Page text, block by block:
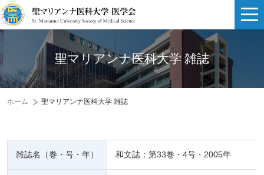
聖マリアンナ医科大学 雑誌
ホーム 聖マリアンナ医科大学 雑誌
雑誌名（巻・号・年） 和文誌：第33巻・4号・2005年